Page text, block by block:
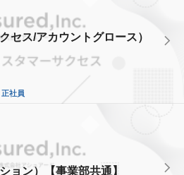
セス/アカウントグロース）
正社員
ョン）【事業部共通】